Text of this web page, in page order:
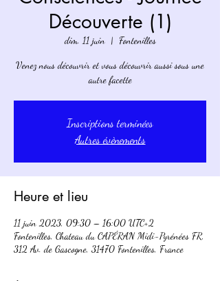
Découverte (1)
dim. 11 juin
  |
Fontenilles
Venez nous découvrir et vous découvrir aussi sous une
autre facette
Inscriptions terminées
Autres évènements
Heure et lieu
11 juin 2023, 09:30 – 16:00 UTC+2
Fontenilles, Chateau du CAPÉRAN Midi-Pyrénées FR,
312 Av. de Gascogne, 31470 Fontenilles, France